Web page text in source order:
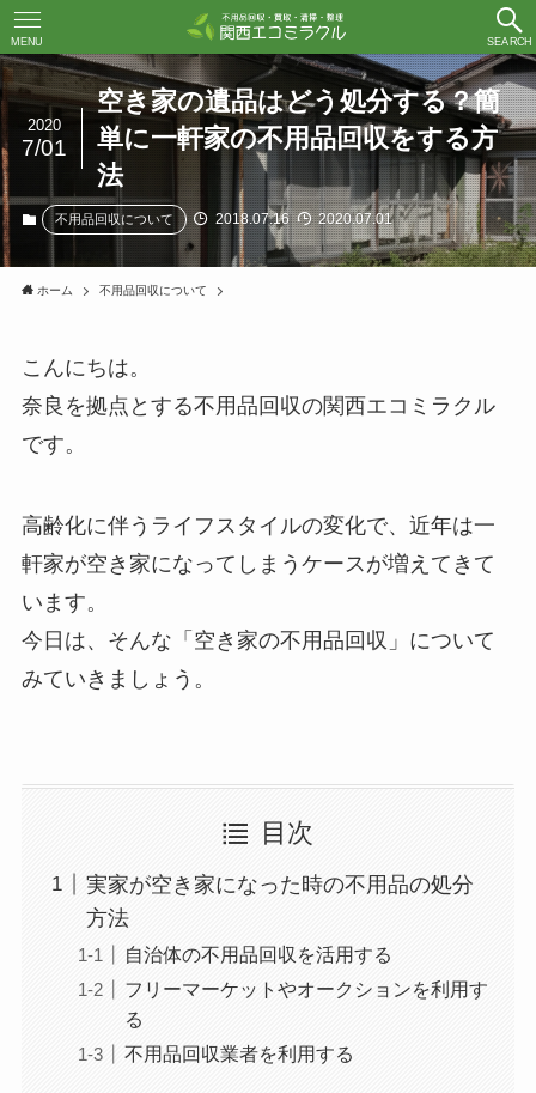
SEARCH
MENU
空き家の遺品はどう処分する？簡
単に一軒家の不用品回収をする方
法
2020
7/01
不用品回収について 2018.07.16 2020.07.01
ホーム 不用品回収について
こんにちは。
奈良を拠点とする不用品回収の関西エコミラクル
です。
高齢化に伴うライフスタイルの変化で、近年は一
軒家が空き家になってしまうケースが増えてきて
います。
今日は、そんな「空き家の不用品回収」について
みていきましょう。
目次
実家が空き家になった時の不用品の処分
方法
自治体の不用品回収を活用する
フリーマーケットやオークションを利用す
る
不用品回収業者を利用する